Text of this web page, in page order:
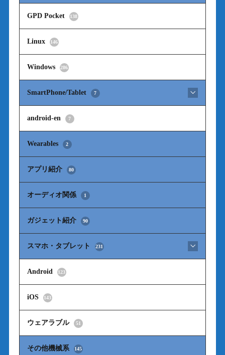
GPD Pocket 138
Linux 146
Windows 286
SmartPhone/Tablet 7
android-en 7
Wearables 2
アプリ紹介 80
オーディオ関係 1
ガジェット紹介 90
スマホ・タブレット 231
Android 123
iOS 143
ウェアラブル 51
その他機械系 145